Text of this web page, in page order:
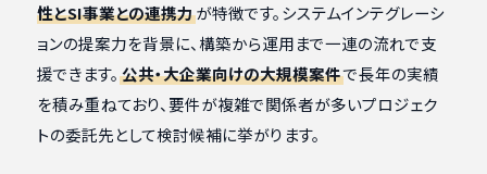
性とSI事業との連携力が特徴です。システムインテグレーシ
ョンの提案力を背景に、構築から運用まで一連の流れで支
援できます。 公共・大企業向けの大規模案件で長年の実績
を積み重ねており、要件が複雑で関係者が多いプロジェク
トの委託先として検討候補に挙がります。